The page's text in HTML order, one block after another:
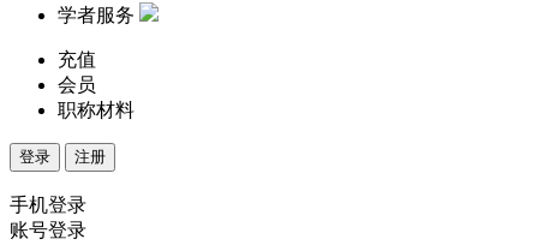
学者服务
充值
会员
职称材料
登录 注册
手机登录
账号登录